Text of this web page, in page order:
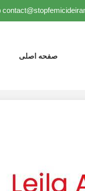
صفحه اصلی